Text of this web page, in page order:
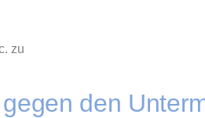
zu
den